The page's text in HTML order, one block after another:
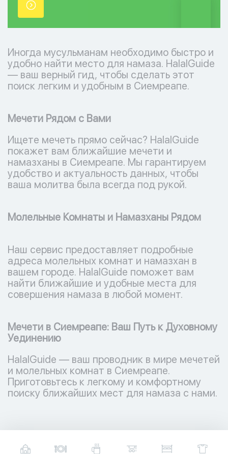
точки.
Иногда мусульманам необходимо быстро и
удобно найти место для намаза. HalalGuide
— ваш верный гид, чтобы сделать этот
поиск легким и удобным в Сиемреапе.
Мечети Рядом с Вами
Ищете мечеть прямо сейчас? HalalGuide
покажет вам ближайшие мечети и
намазханы в Сиемреапе. Мы гарантируем
удобство и актуальность данных, чтобы
ваша молитва была всегда под рукой.
Молельные Комнаты и Намазханы Рядом
Наш сервис предоставляет подробные
адреса молельных комнат и намазхан в
вашем городе. HalalGuide поможет вам
найти ближайшие и удобные места для
совершения намаза в любой момент.
Мечети в Сиемреапе: Ваш Путь к Духовному
Уединению
HalalGuide — ваш проводник в мире мечетей
и молельных комнат в Сиемреапе.
Приготовьтесь к легкому и комфортному
поиску ближайших мест для намаза с нами.